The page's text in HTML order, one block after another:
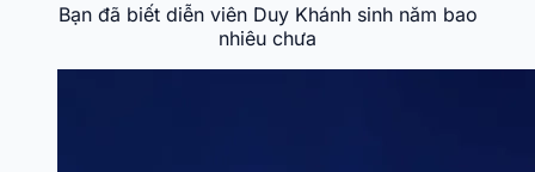
Bạn đã biết diễn viên Duy Khánh sinh năm bao
nhiêu chưa